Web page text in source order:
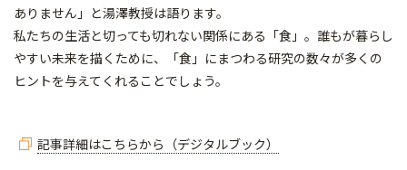
ありません」と湯澤教授は語ります。
私たちの生活と切っても切れない関係にある「食」。誰もが暮らし
やすい未来を描くために、「食」にまつわる研究の数々が多くの
ヒントを与えてくれることでしょう。
記事詳細はこちらから（デジタルブック）